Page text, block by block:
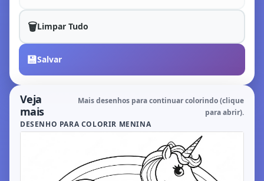
🗑️Limpar Tudo
💾Salvar
Veja
mais
Mais desenhos para continuar colorindo (clique
para abrir).
DESENHO PARA COLORIR MENINA